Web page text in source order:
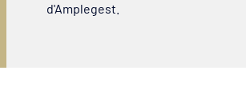
d'Amplegest.